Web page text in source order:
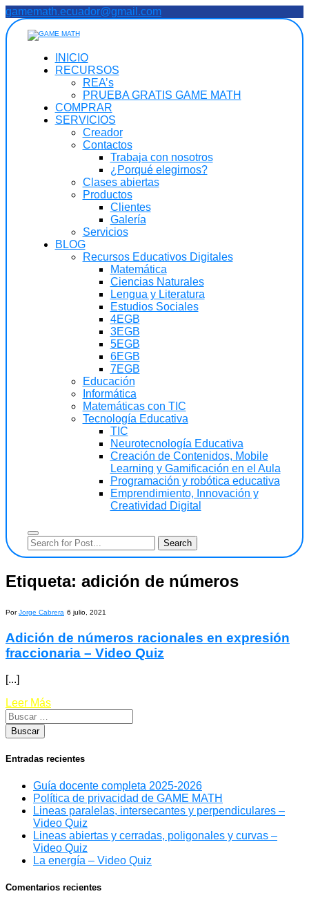
Saltar
al
contenido
gamemath.ecuador@gmail.com
INICIO
RECURSOS
REA’s
PRUEBA GRATIS GAME MATH
COMPRAR
SERVICIOS
Creador
Contactos
Trabaja con nosotros
¿Porqué elegirnos?
Clases abiertas
Productos
Clientes
Galería
Servicios
BLOG
Recursos Educativos Digitales
Matemática
Ciencias Naturales
Lengua y Literatura
Estudios Sociales
4EGB
3EGB
5EGB
6EGB
7EGB
Educación
Informática
Matemáticas con TIC
Tecnología Educativa
TIC
Neurotecnología Educativa
Creación de Contenidos, Mobile
Learning y Gamificación en el Aula
Programación y robótica educativa
Emprendimiento, Innovación y
Creatividad Digital
Etiqueta: adición de números
PorJorge Cabrera 6 julio, 2021
Adición de números racionales en expresión
fraccionaria – Video Quiz
[...]
Leer Más
Entradas recientes
Guía docente completa 2025-2026
Política de privacidad de GAME MATH
Lineas paralelas, intersecantes y perpendiculares –
Video Quiz
Lineas abiertas y cerradas, poligonales y curvas –
Video Quiz
La energía – Video Quiz
Comentarios recientes